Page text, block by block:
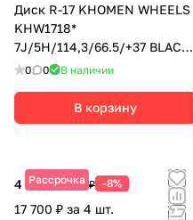
Диск R-17 KHOMEN WHEELS
KHW1718*
7J/5H/114,3/66.5/+37 BLACK-
FP0 0 В наличии
В корзину
Рассрочка
4 425 ₽4 810 ₽ -8%
17 700 ₽ за 4 шт.